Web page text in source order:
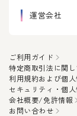
運営会社
ご利用ガイド
特定商取引法に関し
利用規約および個
セキュリティ・個
会社概要/免許情報
お問い合わせ